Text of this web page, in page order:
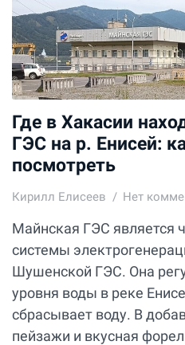
Где в Хакасии
ГЭС на р. Енисей:
посмотреть
Кирилл Елисеев Нет
Майнская ГЭС является
системы
Шушенской ГЭС. Она
уровня воды в реке
сбрасывает воду. В
пейзажи и вкусная